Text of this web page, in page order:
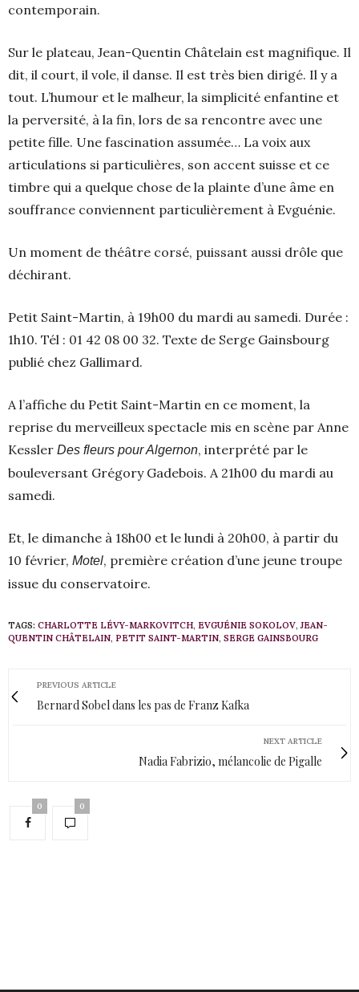
contemporain.
Sur le plateau, Jean-Quentin Châtelain est magnifique. Il
dit, il court, il vole, il danse. Il est très bien dirigé. Il y a
tout. L’humour et le malheur, la simplicité enfantine et
la perversité, à la fin, lors de sa rencontre avec une
petite fille. Une fascination assumée… La voix aux
articulations si particulières, son accent suisse et ce
timbre qui a quelque chose de la plainte d’une âme en
souffrance conviennent particulièrement à Evguénie.
Un moment de théâtre corsé, puissant aussi drôle que
déchirant.
Petit Saint-Martin, à 19h00 du mardi au samedi. Durée :
1h10. Tél : 01 42 08 00 32. Texte de Serge Gainsbourg
publié chez Gallimard.
A l’affiche du Petit Saint-Martin en ce moment, la
reprise du merveilleux spectacle mis en scène par Anne
Kessler Des fleurs pour Algernon, interprété par le
bouleversant Grégory Gadebois. A 21h00 du mardi au
samedi.
Et, le dimanche à 18h00 et le lundi à 20h00, à partir du
10 février, Motel, première création d’une jeune troupe
issue du conservatoire.
TAGS: CHARLOTTE LÉVY-MARKOVITCH, EVGUÉNIE SOKOLOV,JEAN-
QUENTIN CHÂTELAIN, PETIT SAINT-MARTIN, SERGE GAINSBOURG
PREVIOUS ARTICLE
Bernard Sobel dans les pas de Franz Kafka
NEXT ARTICLE
Nadia Fabrizio, mélancolie de Pigalle
0 0